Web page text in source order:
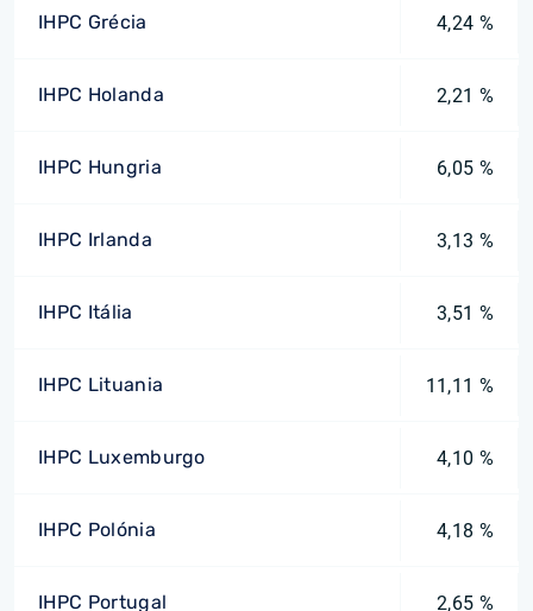
IHPC Grécia 4,24 %
IHPC Holanda 2,21 %
IHPC Hungria 6,05 %
IHPC Irlanda 3,13 %
IHPC Itália 3,51 %
IHPC Lituania 11,11 %
IHPC Luxemburgo 4,10 %
IHPC Polónia 4,18 %
IHPC Portugal 2,65 %